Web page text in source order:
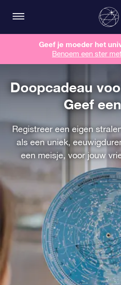
Geef je moeder het
Benoem een ​​ster
Doopcadeau
Geef
Registreer een eigen
als een uniek,
een meisje, voor jouw